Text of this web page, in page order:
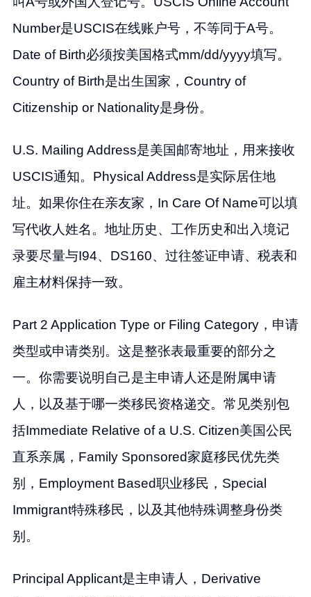
Number是USCIS在线账户号，不等同于A号。
Date of Birth必须按美国格式mm/dd/yyyy填写。
Country of Birth是出生国家，Country of
Citizenship or Nationality是身份。
U.S. Mailing Address是美国邮寄地址，用来接收
USCIS通知。Physical Address是实际居住地
址。如果你住在亲友家，In Care Of Name可以填
写代收人姓名。地址历史、工作历史和出入境记
录要尽量与I94、DS160、过往签证申请、税表和
雇主材料保持一致。
Part 2 Application Type or Filing Category，申请
类型或申请类别。这是整张表最重要的部分之
一。你需要说明自己是主申请人还是附属申请
人，以及基于哪一类移民资格递交。常见类别包
括Immediate Relative of a U.S. Citizen美国公民
直系亲属，Family Sponsored家庭移民优先类
别，Employment Based职业移民，Special
Immigrant特殊移民，以及其他特殊调整身份类
别。
Principal Applicant是主申请人，Derivative